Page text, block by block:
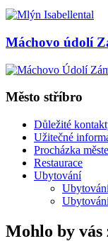
Máchovo údolí
Město stříbro
Důležité
Užitečné
Procházka
Restaurace
Ubytování
Mohlo by